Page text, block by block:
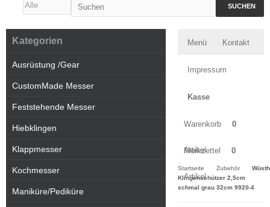
SUCHEN
Menü Kontakt
Impressum
Kasse
Warenkorb 0
Artikel
Merkzettel 0
Artikel
Startseite Zubehör
Klingenschützer 2,5cm
schmal grau 32cm 9920-4
Kategorien
Ausrüstung /Gear
CustomMade Messer
Feststehende Messer
Hiebklingen
Klappmesser
Kochmesser
Maniküre/Pediküre